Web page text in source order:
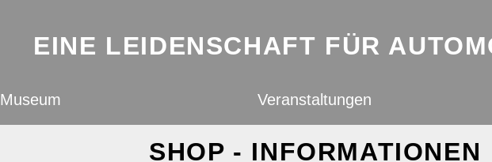
EINE LEIDENSCHAFT FÜR
Museum Veranstaltungen
SHOP - INFORMATIONEN